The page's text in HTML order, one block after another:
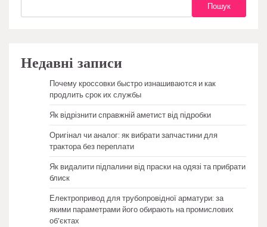
Пошук
Недавні записи
Почему кроссовки быстро изнашиваются и как
продлить срок их службы
Як відрізнити справжній аметист від підробки
Оригінал чи аналог: як вибрати запчастини для
трактора без переплати
Як видалити підпалини від праски на одязі та прибрати
блиск
Електропривод для трубопровідної арматури: за
якими параметрами його обирають на промислових
об’єктах